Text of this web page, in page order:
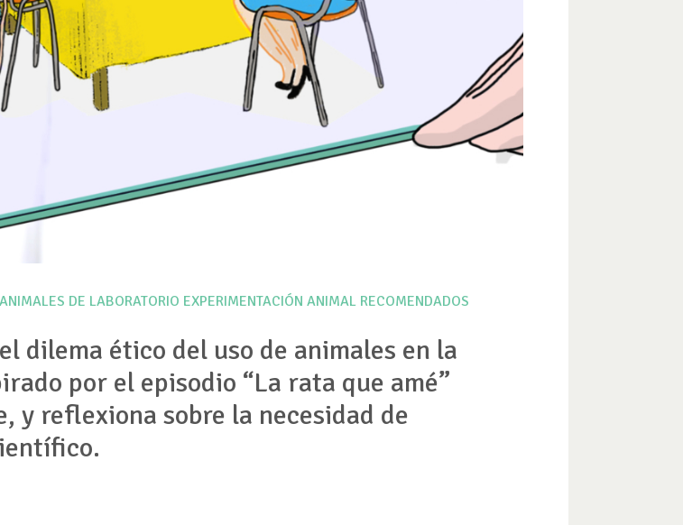
ANIMALES DE LABORATORIO EXPERIMENTACIÓN ANIMAL RECOMENDADOS
dilema ético del uso de animales en la
por el episodio “La rata que amé”
y reflexiona sobre la necesidad de